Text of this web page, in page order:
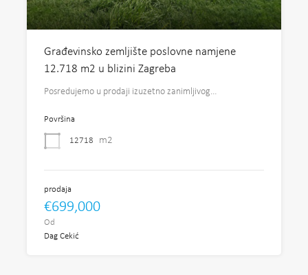
Građevinsko zemljište poslovne namjene
12.718 m2 u blizini Zagreba
Posredujemo u prodaji izuzetno zanimljivog…
Površina
12718 m2
prodaja
€699,000
Od
Dag Cekić